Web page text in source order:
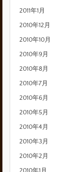
2011年1月
2010年12月
2010年10月
2010年9月
2010年8月
2010年7月
2010年6月
2010年5月
2010年4月
2010年3月
2010年2月
2010年1月